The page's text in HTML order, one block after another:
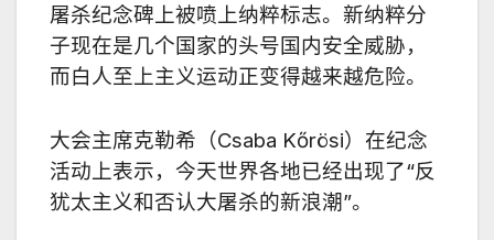
屠杀纪念碑上被喷上纳粹标志。新纳粹分
子现在是几个国家的头号国内安全威胁，
而白人至上主义运动正变得越来越危险。
大会主席克勒希（Csaba Kőrösi）在纪念
活动上表示，今天世界各地已经出现了“反
犹太主义和否认大屠杀的新浪潮”。